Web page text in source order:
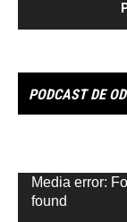
PODCAST DE
Reproductor
de
Media error:
found